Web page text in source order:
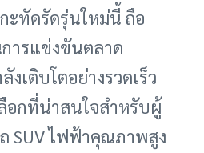
ะทัดรัดรุ่นใหม่นี้ ถือ
ารแข่งขันตลาด
เติบโตอย่างรวดเร็ว
อกที่น่าสนใจสำหรับผู้
SUV ไฟฟ้าคุณภาพสูง